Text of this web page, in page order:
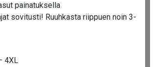
painatuksella
sovitusti! Ruuhkasta riippuen noin 3-
4XL